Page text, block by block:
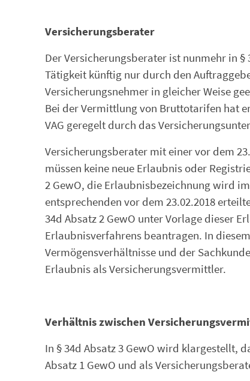
Versicherungsberater
Der Versicherungsberater ist nunmehr in
Tätigkeit künftig nur durch den
Versicherungsnehmer in gleicher Weise
Bei der Vermittlung von Bruttotarifen hat
VAG geregelt durch das
Versicherungsberater mit einer vor dem
müssen keine neue Erlaubnis oder
2 GewO, die Erlaubnisbezeichnung wird
entsprechenden vor dem 23.02.2018
34d Absatz 2 GewO unter Vorlage dieser
Erlaubnisverfahrens beantragen. In
Vermögensverhältnisse und der
Erlaubnis als Versicherungsvermittler.
Verhältnis zwischen
In § 34d Absatz 3 GewO wird klargestellt,
Absatz 1 GewO und als